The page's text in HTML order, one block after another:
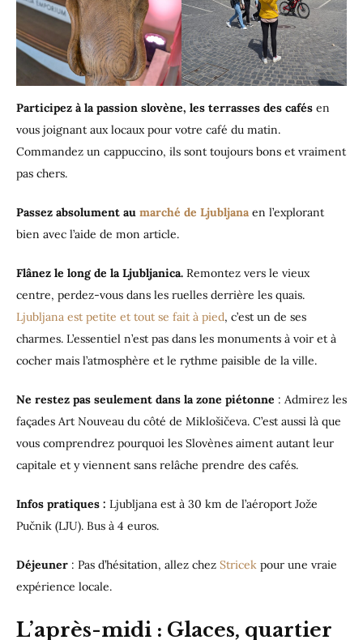
Participez à la passion slovène, les terrasses des cafés en
vous joignant aux locaux pour votre café du matin.
Commandez un cappuccino, ils sont toujours bons et vraiment
pas chers.
Passez absolument au marché de Ljubljana en l’explorant
bien avec l’aide de mon article.
Flânez le long de la Ljubljanica. Remontez vers le vieux
centre, perdez-vous dans les ruelles derrière les quais.
Ljubljana est petite et tout se fait à pied, c’est un de ses
charmes. L’essentiel n’est pas dans les monuments à voir et à
cocher mais l’atmosphère et le rythme paisible de la ville.
Ne restez pas seulement dans la zone piétonne : Admirez les
façades Art Nouveau du côté de Miklošičeva. C’est aussi là que
vous comprendrez pourquoi les Slovènes aiment autant leur
capitale et y viennent sans relâche prendre des cafés.
Infos pratiques : Ljubljana est à 30 km de l’aéroport Jože
Pučnik (LJU). Bus à 4 euros.
Déjeuner : Pas d’hésitation, allez chez Stricek pour une vraie
expérience locale.
L’après-midi : Glaces, quartier